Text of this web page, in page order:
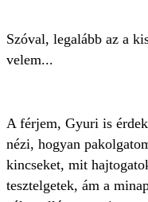
Szóval, legalább az a
velem...
A férjem, Gyuri is
nézi, hogyan
kincseket, mit
tesztelgetek, ám a